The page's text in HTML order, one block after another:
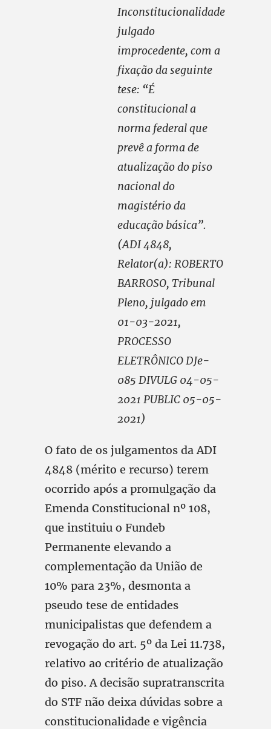
Inconstitucionalidade
julgado
improcedente, com a
fixação da seguinte
tese: “É
constitucional a
norma federal que
prevê a forma de
atualização do piso
nacional do
magistério da
educação básica”.
(ADI 4848,
Relator(a): ROBERTO
BARROSO, Tribunal
Pleno, julgado em
01-03-2021,
PROCESSO
ELETRÔNICO DJe-
085 DIVULG 04-05-
2021 PUBLIC 05-05-
2021)
O fato de os julgamentos da ADI
4848 (mérito e recurso) terem
ocorrido após a promulgação da
Emenda Constitucional nº 108,
que instituiu o Fundeb
Permanente elevando a
complementação da União de
10% para 23%, desmonta a
pseudo tese de entidades
municipalistas que defendem a
revogação do art. 5º da Lei 11.738,
relativo ao critério de atualização
do piso. A decisão supratranscrita
do STF não deixa dúvidas sobre a
constitucionalidade e vigência